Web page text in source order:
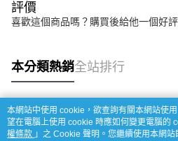
評價
喜歡這個商品嗎？購買後給他一個好
本分類熱銷全站排行
熱門標籤
本網站中使用 cookie，欲查詢有關本網站使
望在電腦上使用 cookie 時應如何變更電腦的
權條款 」之 Cookie 聲明。您繼續使用本網